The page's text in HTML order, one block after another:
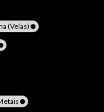
(Velas)